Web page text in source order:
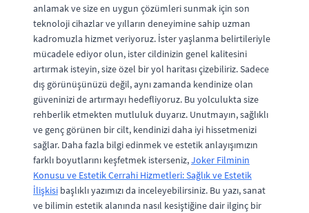
anlamak ve size en uygun çözümleri sunmak için son
teknoloji cihazlar ve yılların deneyimine sahip uzman
kadromuzla hizmet veriyoruz. İster yaşlanma belirtileriyle
mücadele ediyor olun, ister cildinizin genel kalitesini
artırmak isteyin, size özel bir yol haritası çizebiliriz. Sadece
dış görünüşünüzü değil, aynı zamanda kendinize olan
güveninizi de artırmayı hedefliyoruz. Bu yolculukta size
rehberlik etmekten mutluluk duyarız. Unutmayın, sağlıklı
ve genç görünen bir cilt, kendinizi daha iyi hissetmenizi
sağlar. Daha fazla bilgi edinmek ve estetik anlayışımızın
farklı boyutlarını keşfetmek isterseniz,Joker Filminin
Konusu ve Estetik Cerrahi Hizmetleri: Sağlık ve Estetik
İlişkisi başlıklı yazımızı da inceleyebilirsiniz. Bu yazı, sanat
ve bilimin estetik alanında nasıl kesiştiğine dair ilginç bir